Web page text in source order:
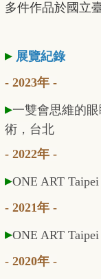
多件作品於國立
▸ 展覽紀錄
- 2023年 -
▸一雙會思維的眼
術，台北
- 2022年 -
▸ONE ART Taipei
- 2021年 -
▸ONE ART Taipei
- 2020年 -